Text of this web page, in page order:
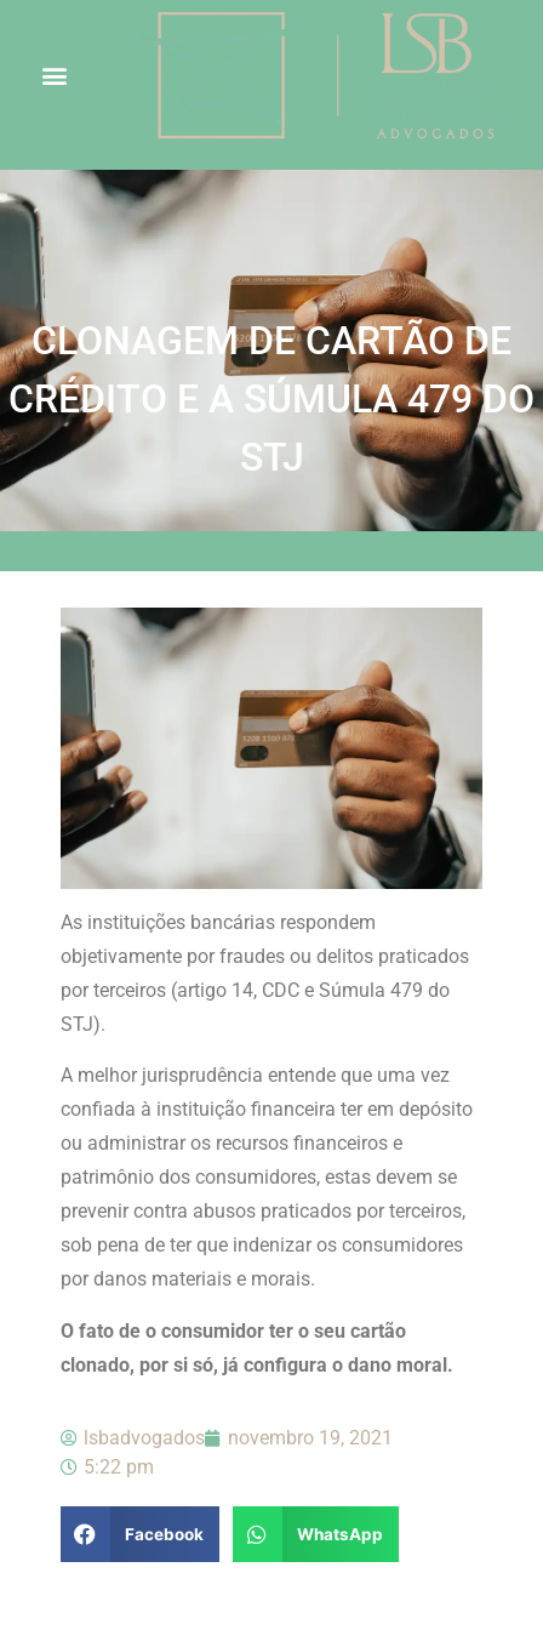
CLONAGEM DE CARTÃO DE
CRÉDITO E A SÚMULA 479 DO
STJ
As instituições bancárias respondem
objetivamente por fraudes ou delitos praticados
por terceiros (artigo 14, CDC e Súmula 479 do
STJ).
A melhor jurisprudência entende que uma vez
confiada à instituição financeira ter em depósito
ou administrar os recursos financeiros e
patrimônio dos consumidores, estas devem se
prevenir contra abusos praticados por terceiros,
sob pena de ter que indenizar os consumidores
por danos materiais e morais.
O fato de o consumidor ter o seu cartão
clonado, por si só, já configura o dano moral.
lsbadvogados
novembro 19, 2021
5:22 pm
Facebook WhatsApp